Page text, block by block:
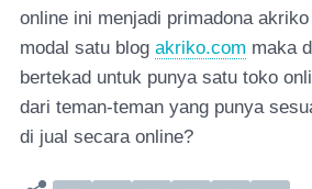
online ini menjadi primadona
modal satu blog akriko.com maka
bertekad untuk punya satu toko
dari teman-teman yang punya
di jual secara online?